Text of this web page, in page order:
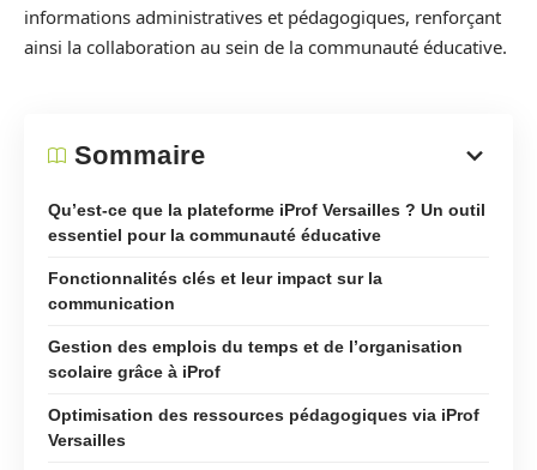
informations administratives et pédagogiques, renforçant
ainsi la collaboration au sein de la communauté éducative.
Sommaire
Qu’est-ce que la plateforme iProf Versailles ? Un outil
essentiel pour la communauté éducative
Fonctionnalités clés et leur impact sur la
communication
Gestion des emplois du temps et de l’organisation
scolaire grâce à iProf
Optimisation des ressources pédagogiques via iProf
Versailles